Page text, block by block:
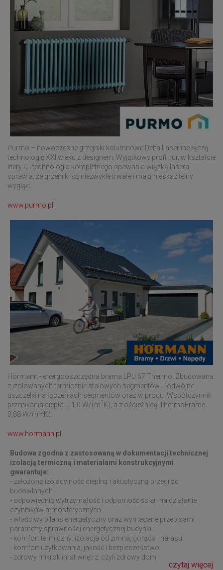
Purmo – nowoczesne grzejniki kolumnowe Delta Laserline łączą
technologię XXI wieku z designem. Wyjątkowy profil rur, w kształcie
litery D i technologia kompletnego spawania wiązką lasera
sprawia, że grzejniki są niezwykle trwałe i mają nieskazitelny
wygląd.
www.purmo.pl
Hörmann - energooszczędna brama LPU 67 Thermo. Zbudowana
z izolowanych termicznie stalowych segmentów. Podwójne
uszczelki na łączeniach segmentów oraz w progu. Współczynnik
przenikania ciepła U 1,0 W/(m2K), a z ościeżnicą ThermoFrame
0,88 W/(m2K).
www.hormann.pl
Budowa zgodna z zastosowaną w dokumentacji technicznej
izolacją termiczną i materiałami konstrukcyjnymi
gwarantuje:
- założoną izolacyjność cieplną i akustyczną przegród
budowlanych
- odpowiednią wytrzymałość i odporność ścian na działanie
czynników atmosferycznych
- właściwy bilans energetyczny oraz wymagane przepisami
parametry sprawności energetycznej budynku
- komfort termiczny: izolacja od zimna, gorąca i hałasu
- komfort użytkowania, jakość i bezpieczeństwo
- zdrowy mikroklimat wnętrz, czyli zdrowy dom
czytaj więcej